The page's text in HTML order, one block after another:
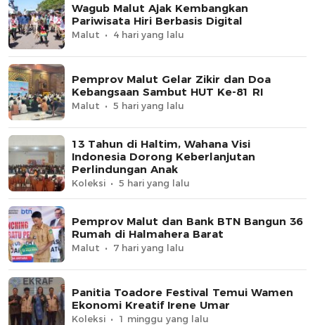
Wagub Malut Ajak Kembangkan
Pariwisata Hiri Berbasis Digital
Malut 4 hari yang lalu
Pemprov Malut Gelar Zikir dan Doa
Kebangsaan Sambut HUT Ke-81 RI
Malut 5 hari yang lalu
13 Tahun di Haltim, Wahana Visi
Indonesia Dorong Keberlanjutan
Perlindungan Anak
Koleksi 5 hari yang lalu
Pemprov Malut dan Bank BTN Bangun 36
Rumah di Halmahera Barat
Malut 7 hari yang lalu
Panitia Toadore Festival Temui Wamen
Ekonomi Kreatif Irene Umar
Koleksi 1 minggu yang lalu